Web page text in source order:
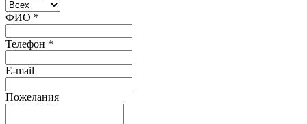
ФИО *
Телефон *
E-mail
Пожелания